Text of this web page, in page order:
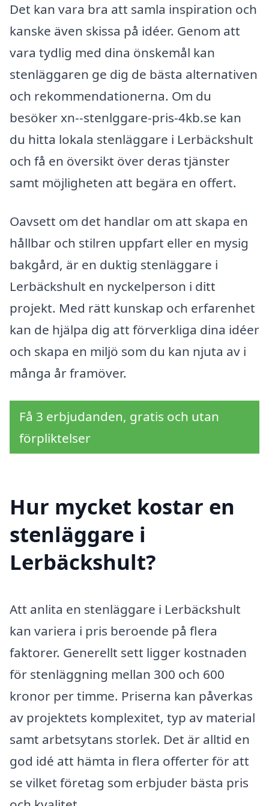
Det kan vara bra att samla inspiration och
kanske även skissa på idéer. Genom att
vara tydlig med dina önskemål kan
stenläggaren ge dig de bästa alternativen
och rekommendationerna. Om du
besöker xn--stenlggare-pris-4kb.se kan
du hitta lokala stenläggare i Lerbäckshult
och få en översikt över deras tjänster
samt möjligheten att begära en offert.
Oavsett om det handlar om att skapa en
hållbar och stilren uppfart eller en mysig
bakgård, är en duktig stenläggare i
Lerbäckshult en nyckelperson i ditt
projekt. Med rätt kunskap och erfarenhet
kan de hjälpa dig att förverkliga dina idéer
och skapa en miljö som du kan njuta av i
många år framöver.
Få 3 erbjudanden, gratis och utan
förpliktelser
Hur mycket kostar en
stenläggare i
Lerbäckshult?
Att anlita en stenläggare i Lerbäckshult
kan variera i pris beroende på flera
faktorer. Generellt sett ligger kostnaden
för stenläggning mellan 300 och 600
kronor per timme. Priserna kan påverkas
av projektets komplexitet, typ av material
samt arbetsytans storlek. Det är alltid en
god idé att hämta in flera offerter för att
se vilket företag som erbjuder bästa pris